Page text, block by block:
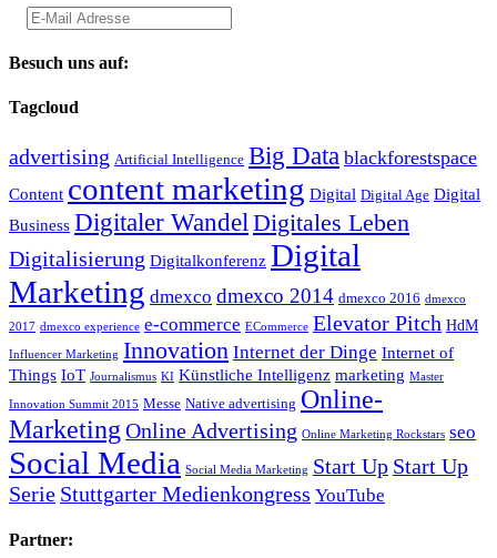
Besuch uns auf:
Tagcloud
advertising Artificial Intelligence Big Data blackforestspace
Content content marketing Digital Digital Age Digital
Business Digitaler Wandel Digitales Leben
Digitalisierung Digitalkonferenz Digital
Marketing dmexco dmexco 2014 dmexco 2016 dmexco
2017 dmexco experience e-commerce ECommerce Elevator Pitch HdM
Influencer Marketing Innovation Internet der Dinge Internet of
Things IoT Journalismus KI Künstliche Intelligenz marketing Master
Innovation Summit 2015 Messe Native advertising Online-
Marketing Online Advertising Online Marketing Rockstars seo
Social Media Social Media Marketing Start Up Start Up
Serie Stuttgarter Medienkongress YouTube
Partner: